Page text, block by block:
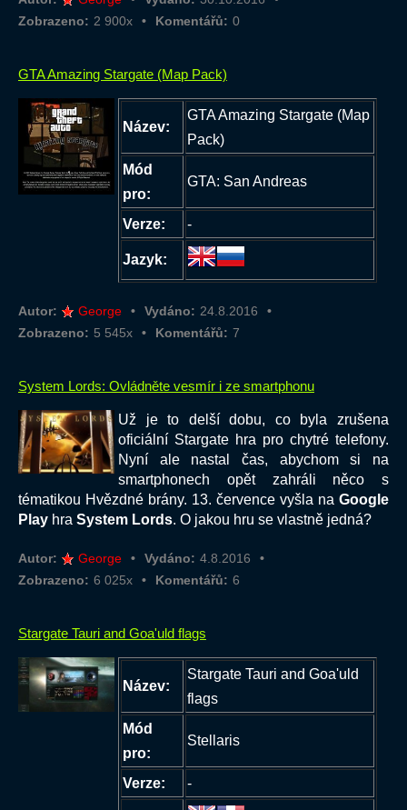
Zobrazeno: 2 900x Komentářů: 0
GTA Amazing Stargate (Map Pack)
Název:
GTA Amazing Stargate (Map
Pack)
Mód
pro:
GTA: San Andreas
Verze: -
Jazyk:
Autor: George Vydáno: 24.8.2016
Zobrazeno: 5 545x Komentářů: 7
System Lords: Ovládněte vesmír i ze smartphonu
Už je to delší dobu, co byla zrušena
oficiální Stargate hra pro chytré telefony.
Nyní ale nastal čas, abychom si na
smartphonech opět zahráli něco s
tématikou Hvězdné brány. 13. července vyšla na Google
Play hra System Lords. O jakou hru se vlastně jedná?
Autor: George Vydáno: 4.8.2016
Zobrazeno: 6 025x Komentářů: 6
Stargate Tauri and Goa'uld flags
Název:
Stargate Tauri and Goa'uld
flags
Mód
pro:
Stellaris
Verze: -